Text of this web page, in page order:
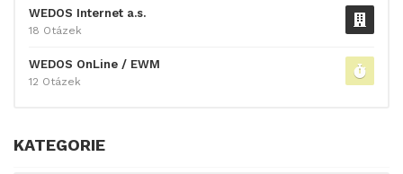
WEDOS Internet a.s.
18 Otázek
WEDOS OnLine / EWM
12 Otázek
KATEGORIE